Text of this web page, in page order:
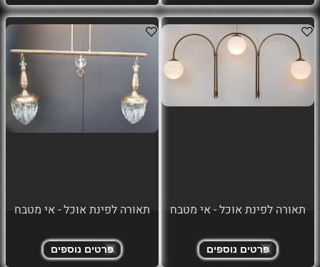
תאורה לפינת אוכל - אי מטבח
פרטים נוספים
תאורה לפינת אוכל - אי מטבח
פרטים נוספים